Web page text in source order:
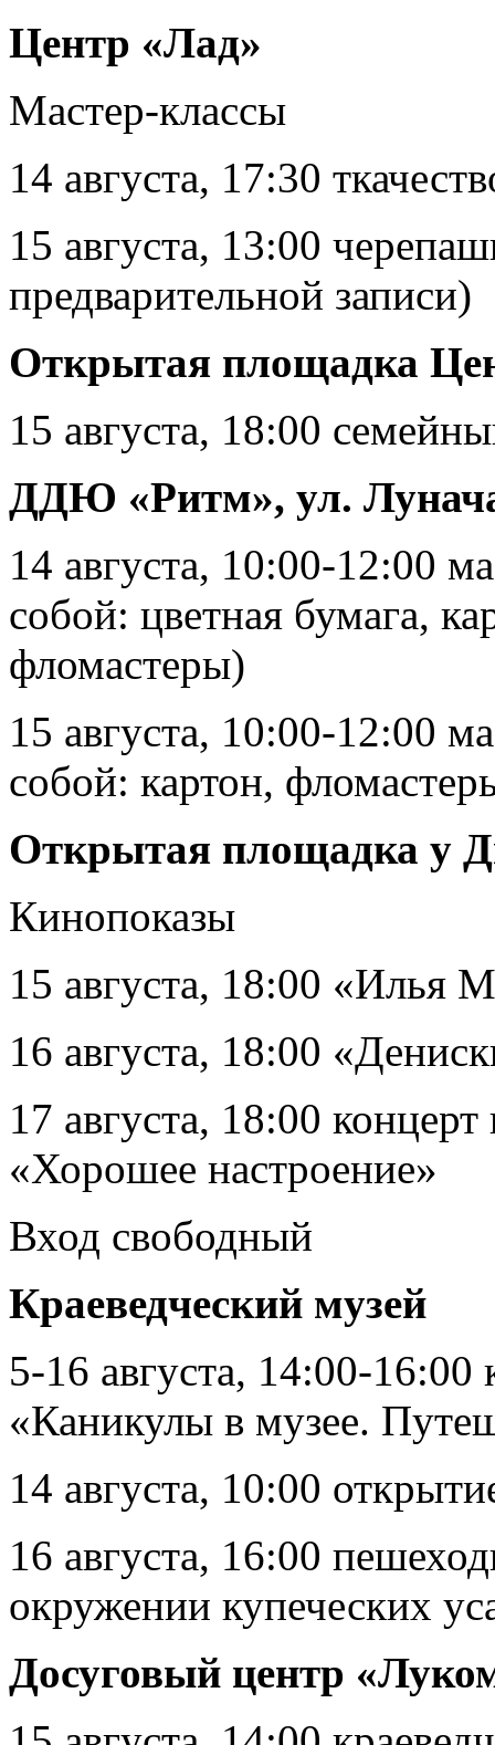
Центр «Лад»
Мастер-классы
14 августа, 17:30
15 августа, 13:00
предварительной записи)
Открытая площадка
15 августа, 18:00
ДДЮ «Ритм», ул.
14 августа, 10:00-12:00
собой: цветная бумага,
фломастеры)
15 августа, 10:00-12:00
собой: картон,
Открытая площадка у
Кинопоказы
15 августа, 18:00 «Илья
16 августа, 18:00
17 августа, 18:00 концерт
«Хорошее настроение»
Вход свободный
Краеведческий музей
5-16 августа, 14:00-16:00
«Каникулы в музее.
14 августа, 10:00
16 августа, 16:00
окружении купеческих
Досуговый центр